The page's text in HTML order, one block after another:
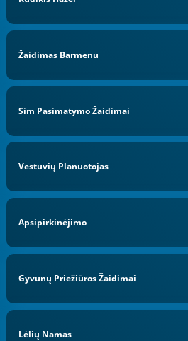
Žaidimas Barmenu
Sim Pasimatymo Žaidimai
Vestuvių Planuotojas
Apsipirkinėjimo
Gyvunų Priežiūros Žaidimai
Lėlių Namas